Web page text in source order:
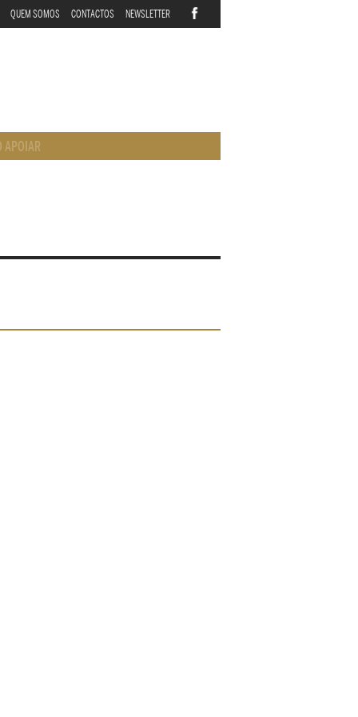
QUEM SOMOS CONTACTOS NEWSLETTER
APOIAR